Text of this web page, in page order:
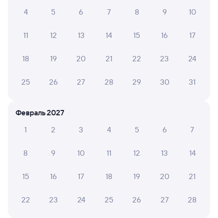
001Б Беларусь Проходящий 9,3
Смоленск
Минск
03:29 07:26
Плацкарт
027Б Проходящий 8
04:49 08:57
4 5 6 7 8 9 10
11 12 13 14 15 16 17
18 19 20 21 22 23 24
25 26 27 28 29 30 31
Февраль 2027
1
2 3 4 5 6 7
8 9 10 11 12 13 14
15 16 17 18 19 20 21
22 23 24 25 26 27 28